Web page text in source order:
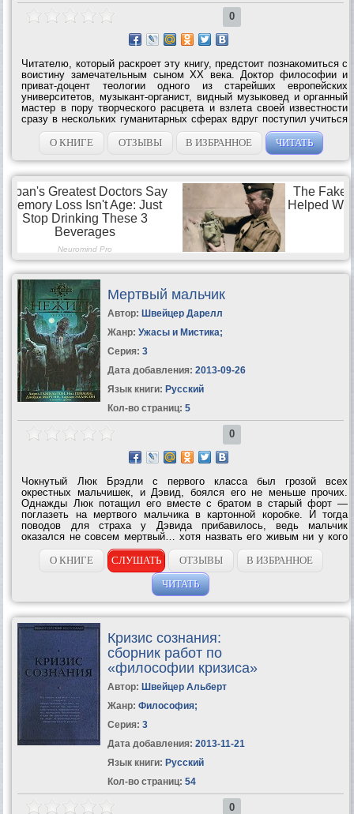
0
Читателю, который раскроет эту книгу, предстоит познакомиться с
воистину замечательным сыном XX века. Доктор философии и
приват-доцент теологии одного из старейших европейских
университетов, музыкант-органист, видный музыковед и органный
мастер в пору творческого расцвета и взлета своей известности
сразу в нескольких гуманитарных сферах вдруг поступил учиться
на врача, чтобы потом уехать в глухие дебри Центральной
Африки и там...
О КНИГЕ ОТЗЫВЫ В ИЗБРАННОЕ ЧИТАТЬ
Мертвый мальчик
Автор: Швейцер Дарелл
Жанр: Ужасы и Мистика;
Серия: 3
Дата добавления: 2013-09-26
Язык книги: Русский
Кол-во страниц: 5
0
Чокнутый Люк Брэдли с первого класса был грозой всех
окрестных мальчишек, и Дэвид, боялся его не меньше прочих.
Однажды Люк потащил его вместе с братом в старый форт —
поглазеть на мертвого мальчика в картонной коробке. И тогда
поводов для страха у Дэвида прибавилось, ведь мальчик
оказался не совсем мертвый… хотя назвать его живым ни у кого
язык не повернулся...
О КНИГЕ
СЛУШАТЬ ОТЗЫВЫ
В ИЗБРАННОЕ
ЧИТАТЬ
Кризис сознания:
сборник работ по
«философии кризиса»
Автор: Швейцер Альберт
Жанр: Философия;
Серия: 3
Дата добавления: 2013-11-21
Язык книги: Русский
Кол-во страниц: 54
0